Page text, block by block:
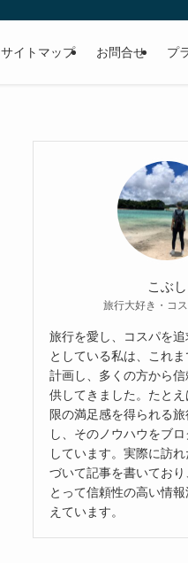
サイトマップ お問合せ プ
こぶし
旅行大好き・コ
旅行を愛し、コスパを
としている私は、これ
計画し、多くの方から
供してきました。たと
限の満足感を得られる
し、そのノウハウをブ
しています。実際に訪
づいて記事を書いてお
とって信頼性の高い情
えています。